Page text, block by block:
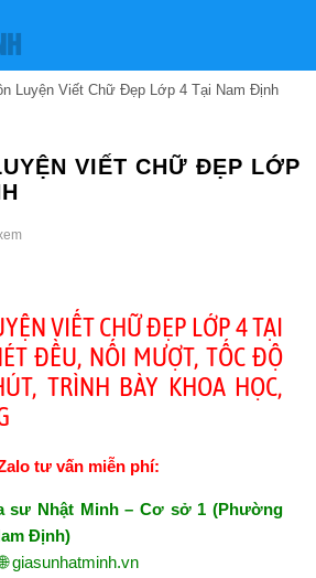
Luyện Viết Chữ Đẹp Lớp 4 Tại Nam Định
VIẾT CHỮ ĐẸP LỚP
VIẾT CHỮ ĐẸP LỚP 4 TẠI
ĐỀU, NỐI MƯỢT, TỐC ĐỘ
TRÌNH BÀY KHOA HỌC,
tư vấn miễn phí:
sư Nhật Minh – Cơ sở 1 (Phường
Định)
giasunhatminh.vn